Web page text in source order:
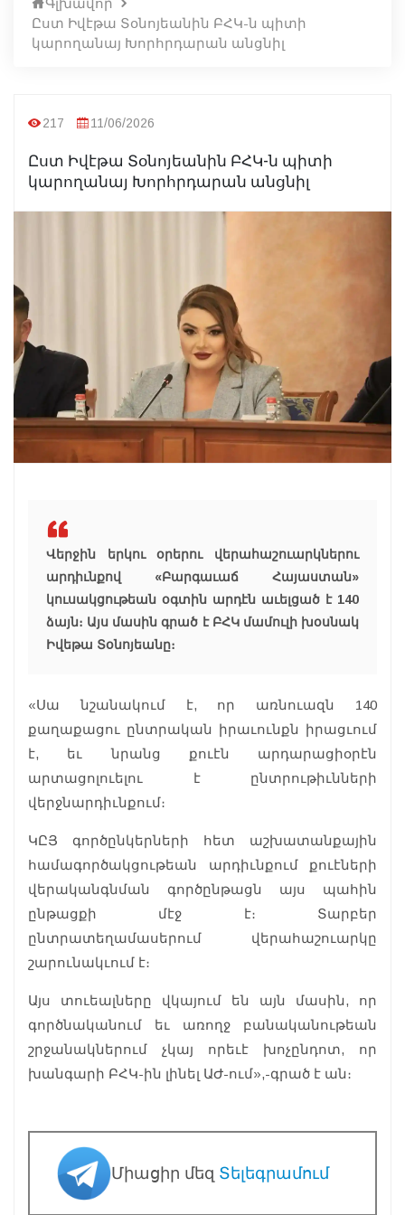
Ըստ Իվէթա Տօնոյեանին ԲՀԿ-ն պիտի
կարողանայ Խորհրդարան անցնիլ
217 11/06/2026
Ըստ Իվէթա Տօնոյեանին ԲՀԿ-ն պիտի
կարողանայ Խորհրդարան անցնիլ
Վերջին երկու օրերու վերահաշուարկներու
արդիւնքով «Բարգաւաճ Հայաստան»
կուսակցութեան օգտին արդէն աւելցած է 140
ձայն։ Այս մասին գրած է ԲՀԿ մամուլի խօսնակ
Իվեթա Տօնոյեանը։
«Սա նշանակում է, որ առնուազն 140
քաղաքացու ընտրական իրաւունքն իրացւում
է, եւ նրանց քուէն արդարացիօրէն
արտացոլուելու է ընտրութիւնների
վերջնարդիւնքում։
ԿԸՅ գործընկերների հետ աշխատանքային
համագործակցութեան արդիւնքում քուէների
վերականգնման գործընթացն այս պահին
ընթացքի մէջ է։ Տարբեր
ընտրատեղամասերում վերահաշուարկը
շարունակւում է։
Այս տուեալները վկայում են այն մասին, որ
գործնականում եւ առողջ բանականութեան
շրջանակներում չկայ որեւէ խոչընդոտ, որ
խանգարի ԲՀԿ-ին լինել ԱԺ-ում»,-գրած է ան։
Միացիր մեզ Տելեգրամում